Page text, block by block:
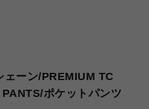
ーン/PREMIUM TC
ポケットパンツ